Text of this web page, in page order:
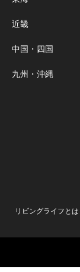
近畿
中国・四国
九州・沖縄
リビングライフとは